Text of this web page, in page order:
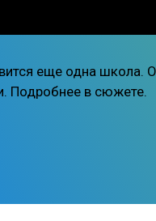
еще одна школа.
Подробнее в сюжете.